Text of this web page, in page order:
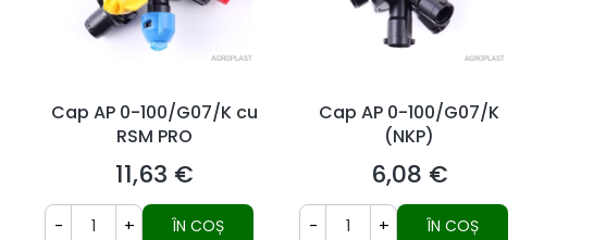
Cap AP 0-100/G07/K cu
RSM PRO
Preț
11,63 €
- + ÎN COȘ
Cap AP 0-100/G07/K
(NKP)
Preț
6,08 €
- + ÎN COȘ